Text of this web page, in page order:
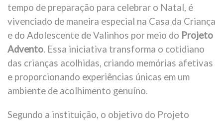
tempo de preparação para celebrar o Natal, é
vivenciado de maneira especial na Casa da Criança
e do Adolescente de Valinhos por meio do Projeto
Advento. Essa iniciativa transforma o cotidiano
das crianças acolhidas, criando memórias afetivas
e proporcionando experiências únicas em um
ambiente de acolhimento genuíno.
Segundo a instituição, o objetivo do Projeto